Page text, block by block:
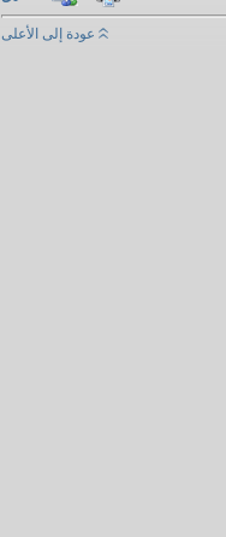
عودة إلى الأعلى